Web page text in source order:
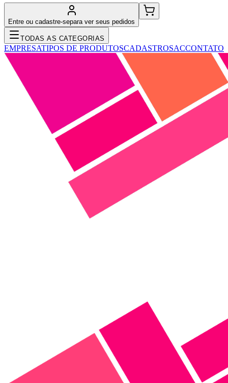
Entre ou cadastre-separa ver seus pedidos
TODAS AS CATEGORIAS
EMPRESATIPOS DE PRODUTOSCADASTROSACCONTATO